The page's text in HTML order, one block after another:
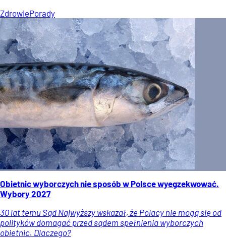
ZdrowiePorady
Obietnic wyborczych nie sposób w Polsce wyegzekwować.
Wybory 2027
30 lat temu Sąd Najwyższy wskazał, że Polacy nie mogą się od
polityków domagać przed sądem spełnienia wyborczych
obietnic. Dlaczego?